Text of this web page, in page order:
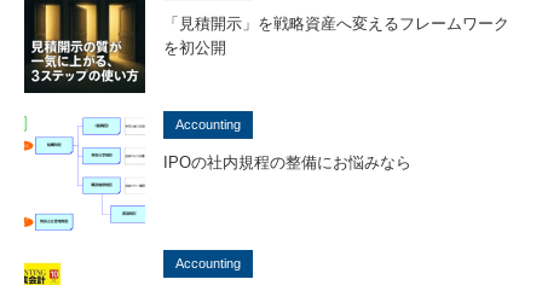
「見積開示」を戦略資産へ変えるフレームワーク
を初公開
Accounting
IPOの社内規程の整備にお悩みなら
Accounting